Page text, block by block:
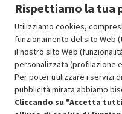
Ricondizionato 110.49
In Promozione
Rispettiamo la tua
Utilizziamo cookies,
funzionamento del sito Web
il nostro sito Web
personalizzata (profilazione
Per poter utilizzare i servizi
pubblicità mirata abbiamo
Cliccando su "Accetta